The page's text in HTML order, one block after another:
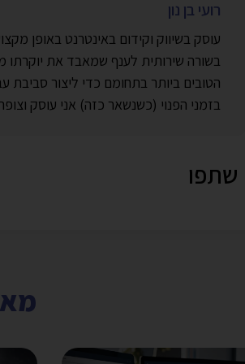
רועי בן נון
בשורה שירותית לענף שמאבד את יוקרתו
בזמני הפנוי (כשנשאר כזה) אני עוסק
שתפו